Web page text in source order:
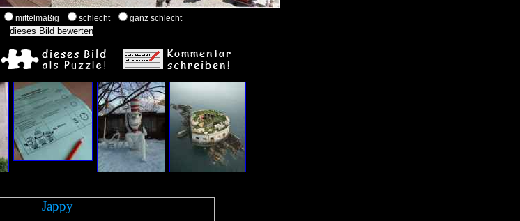
mittelmäßig schlecht ganz schlecht